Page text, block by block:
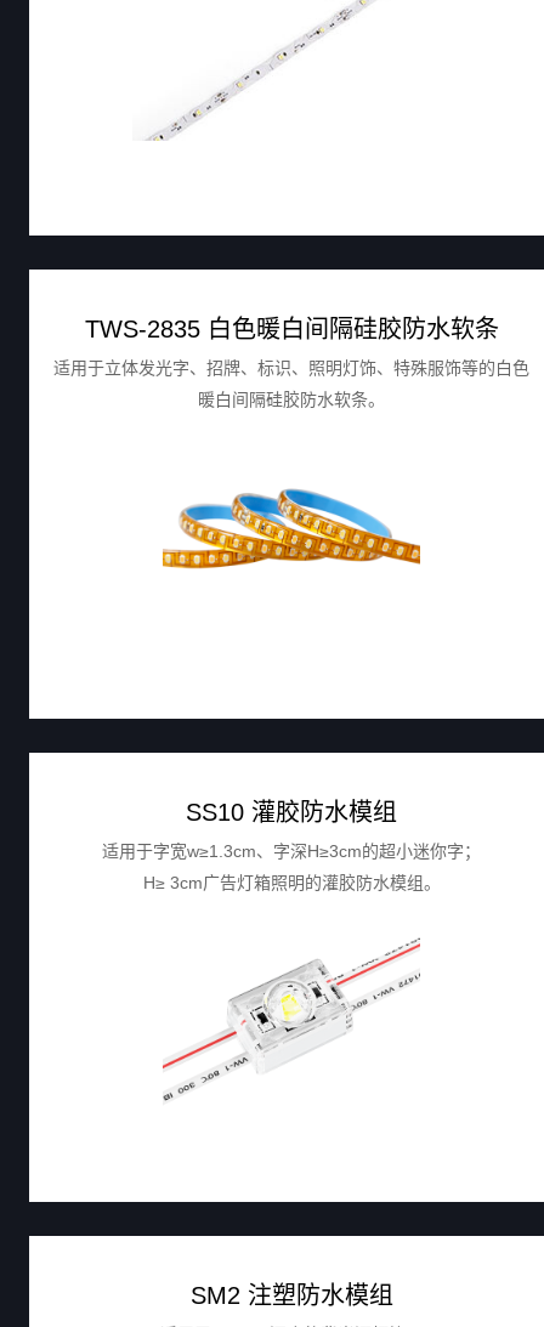
TWS-2835 白色暖白间隔硅胶防水软条
适用于立体发光字、招牌、标识、照明灯饰、特殊服饰等的白色
暖白间隔硅胶防水软条。
SS10 灌胶防水模组
适用于字宽w≥1.3cm、字深H≥3cm的超小迷你字；
H≥ 3cm广告灯箱照明的灌胶防水模组。
SM2 注塑防水模组